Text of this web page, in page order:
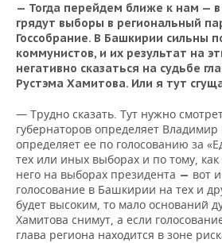
— Тогда перейдем ближе к нам —
грядут выборы в региональный
Госсобрание. В Башкирии сильны
коммунистов, и их результат на
негативно сказаться на судьбе
Рустэма Хамитова. Или я тут
— Трудно сказать. Тут нужно
губернаторов определяет
определяет ее по голосованию за
тех или иных выборах и по тому, как
него на выборах президента — вот
голосование в Башкирии на тех и
будет высоким, то мало оснований
Хамитова снимут, а если
глава региона находится в зоне